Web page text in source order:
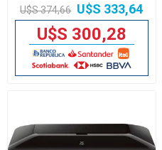
U$S 374,66 U$S 333,64
U$S 300,28